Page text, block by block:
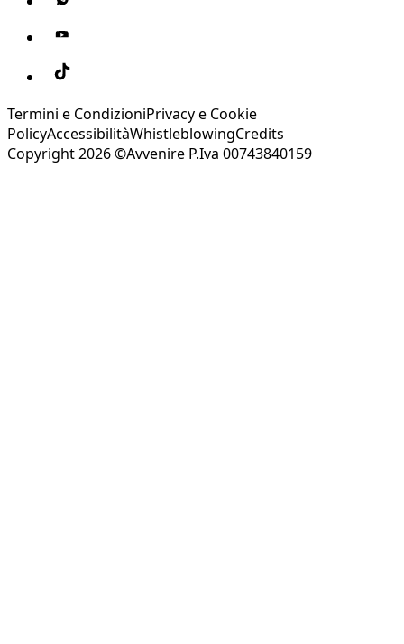
Termini e CondizioniPrivacy e Cookie
PolicyAccessibilitàWhistleblowingCredits
Copyright 2026 ©Avvenire P.Iva 00743840159